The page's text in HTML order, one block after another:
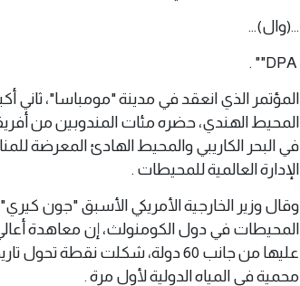
...(وال)...
المؤتمر الذي انعقد في مدينة "مومباسا"، ثاني
المحيط الهندي، حضره مئات المندوبين من
في البحر الكاريبي والمحيط الهادئ المعرضة
الإدارة العالمية للمحيطات .
وقال وزير الخارجية الأمريكي الأسبق "جون
المحيطات في دول الكومنولث، إن معاهدة أعالي
عليها من جانب 60 دولة، شكلت
محمية في المياه الدولية لأول مرة .